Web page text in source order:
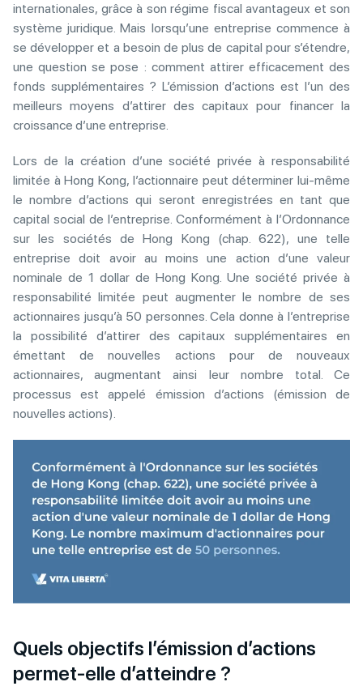
internationales, grâce à son régime fiscal avantageux et son
système juridique. Mais lorsqu’une entreprise commence à
se développer et a besoin de plus de capital pour s’étendre,
une question se pose : comment attirer efficacement des
fonds supplémentaires ? L’émission d’actions est l’un des
meilleurs moyens d’attirer des capitaux pour financer la
croissance d’une entreprise.
Lors de la création d’une société privée à responsabilité
limitée à Hong Kong, l’actionnaire peut déterminer lui-même
le nombre d’actions qui seront enregistrées en tant que
capital social de l’entreprise. Conformément à l’Ordonnance
sur les sociétés de Hong Kong (chap. 622), une telle
entreprise doit avoir au moins une action d’une valeur
nominale de 1 dollar de Hong Kong. Une société privée à
responsabilité limitée peut augmenter le nombre de ses
actionnaires jusqu’à 50 personnes. Cela donne à l’entreprise
la possibilité d’attirer des capitaux supplémentaires en
émettant de nouvelles actions pour de nouveaux
actionnaires, augmentant ainsi leur nombre total. Ce
processus est appelé émission d’actions (émission de
nouvelles actions).
Quels objectifs l’émission d’actions
permet-elle d’atteindre ?